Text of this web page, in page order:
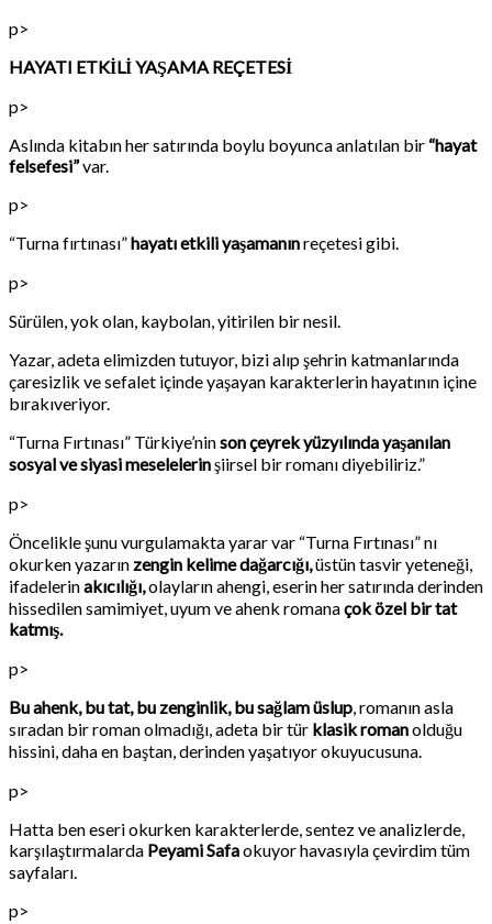
p>
HAYATI ETKİLİ YAŞAMA REÇETESİ
p>
Aslında kitabın her satırında boylu boyunca anlatılan bir “hayat
felsefesi”var.
p>
“Turna fırtınası”hayatı etkili yaşamanınreçetesi gibi.
p>
Sürülen, yok olan, kaybolan, yitirilen bir nesil.
Yazar, adeta elimizden tutuyor, bizi alıp şehrin katmanlarında
çaresizlik ve sefalet içinde yaşayan karakterlerin hayatının içine
bırakıveriyor.
“Turna Fırtınası” Türkiye’ninson çeyrek yüzyılında yaşanılan
sosyal ve siyasi meselelerinşiirsel bir romanı diyebiliriz.”
p>
Öncelikle şunu vurgulamakta yarar var “Turna Fırtınası” nı
okurken yazarın zengin kelime dağarcığı,üstün tasvir yeteneği,
ifadelerinakıcılığı,olayların ahengi, eserin her satırında derinden
hissedilen samimiyet, uyum ve ahenk romanaçok özel bir tat
katmış.
p>
Bu ahenk, bu tat, bu zenginlik, bu sağlam üslup, romanın asla
sıradan bir roman olmadığı, adeta bir tür klasik romanolduğu
hissini, daha en baştan, derinden yaşatıyor okuyucusuna.
p>
Hatta ben eseri okurken karakterlerde, sentez ve analizlerde,
karşılaştırmalarda Peyami Safaokuyor havasıyla çevirdim tüm
sayfaları.
p>